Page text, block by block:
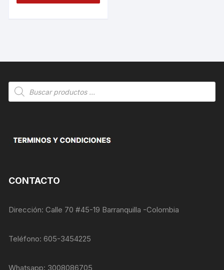
Búsqueda
de
CONTACTO
Dirección: Calle 70 #45-19 Barranquilla -Colombia
Teléfono: 605-3454225
Whatsapp: 3008086705